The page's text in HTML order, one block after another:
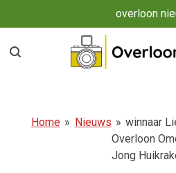
direct
naar
overloon
Home » Nieuws » winnaar
Overloon
Jong